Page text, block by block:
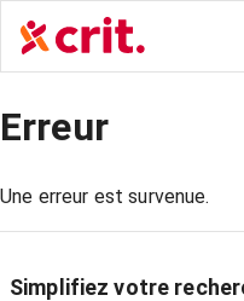
Erreur
Une erreur est survenue.
Simplifiez votre